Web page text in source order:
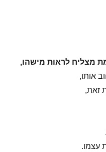
מצליח לראות מישהו,
אותו,
זאת,
עצמו.